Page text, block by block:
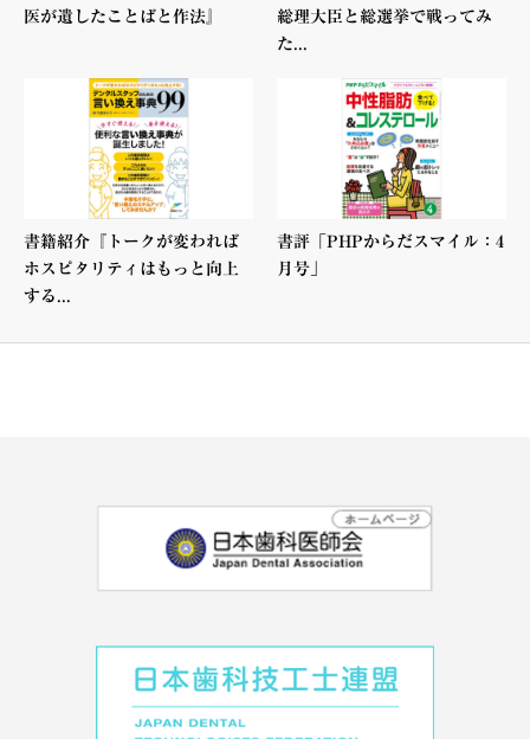
医が遺したことばと作法』
総理大臣と総選挙で戦ってみ
た...
書籍紹介『トークが変われば
ホスピタリティはもっと向上
する...
書評「PHPからだスマイル：4
月号」